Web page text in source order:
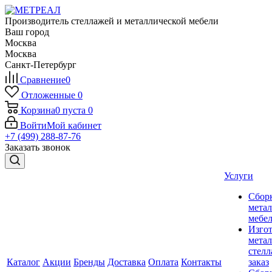
Производитель стеллажей и металлической мебели
Ваш город
Москва
Москва
Санкт-Петербург
Сравнение0
Отложенные 0
Корзина0 пуста 0
ВойтиМой кабинет
+7 (499) 288-87-76
Заказать звонок
Каталог Акции Бренды Доставка Оплата Контакты
Услуги
заказ